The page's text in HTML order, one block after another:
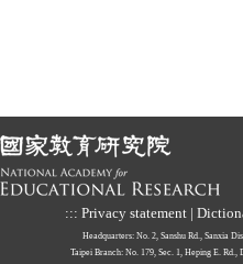
::: Privacy statement
Headquarters: No. 2, Sanshu Rd., Sanxia
Taipei Branch: No. 179, Sec. 1, Heping E. Rd.,